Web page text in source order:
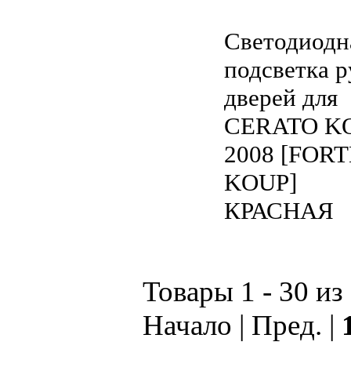
подсветка
дверей для
CERATO
2008
KOUP]
КРАСНАЯ
Товары 1 - 30 из
Начало | Пред. |